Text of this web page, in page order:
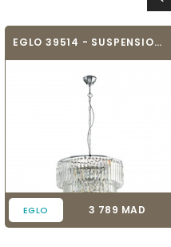
EGLO 39514 - SUSPENSION - AGRIGENTO
EGLO Prix
3 789 MAD